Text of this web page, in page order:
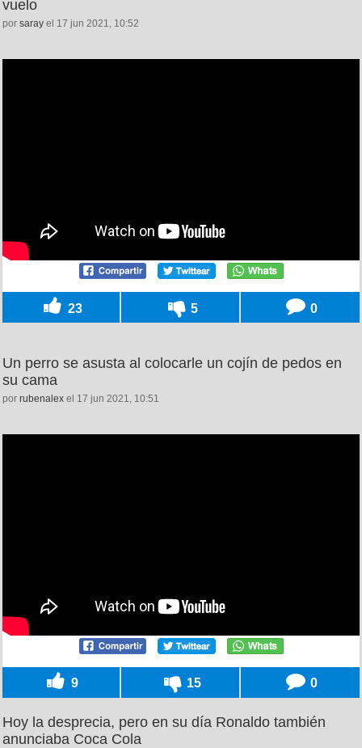
vuelo
por saray el 17 jun 2021, 10:52
23 5 0
Un perro se asusta al colocarle un cojín de pedos en
su cama
por rubenalex el 17 jun 2021, 10:51
9 15 0
Hoy la desprecia, pero en su día Ronaldo también
anunciaba Coca Cola